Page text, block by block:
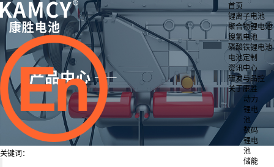
首页
锂离子电池
聚合物锂电池
镍氢电池
磷酸铁锂电池
电池定制
资讯中心
研发与品控
关于康胜
动力
锂电
池
数码
锂电
池
储能
关键词：